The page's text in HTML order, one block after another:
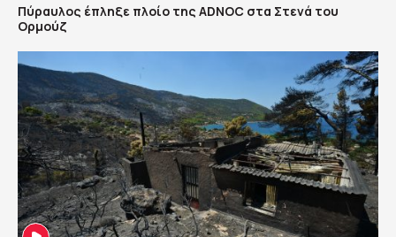
Πύραυλος έπληξε πλοίο της ADNOC στα Στενά του
Ορμούζ